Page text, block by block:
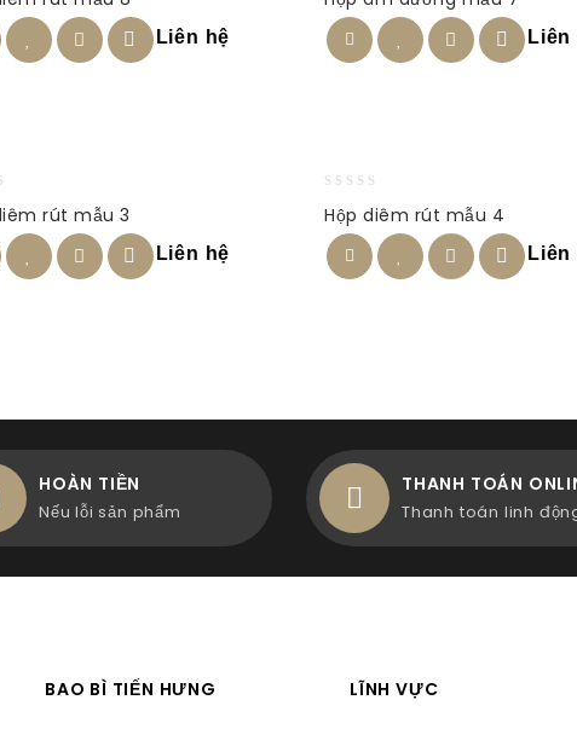
Liên hệ
out
of
5
Liên
rút mẫu 3
Liên hệ
out
of
5
Hộp diêm rút mẫu 4
Liên
HOÀN TIỀN
Nếu lỗi sản phẩm
THANH TOÁN
Thanh toán linh
BAO BÌ TIẾN HƯNG LĨNH VỰC